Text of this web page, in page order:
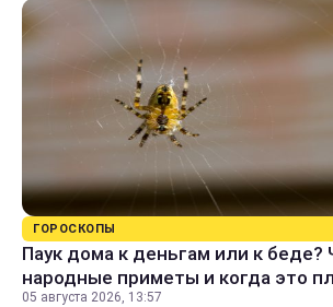
ГОРОСКОПЫ
Паук дома к деньгам или к беде?
народные приметы и когда это
05 августа 2026, 13:57